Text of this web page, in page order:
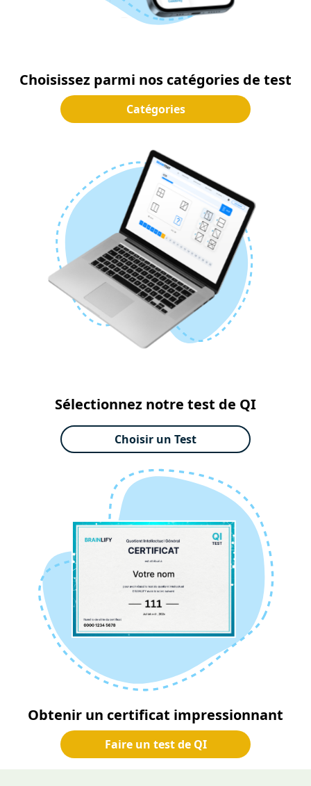
Choisissez parmi nos catégories de test
Catégories
Sélectionnez notre test de QI
Choisir un Test
Obtenir un certificat impressionnant
Faire un test de QI